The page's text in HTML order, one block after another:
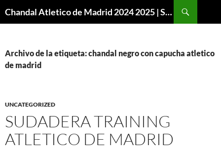
Chandal Atletico de Madrid 2024 2025 | SuperVigo
Archivo de la etiqueta: chandal negro con capucha atletico
de madrid
UNCATEGORIZED
SUDADERA TRAINING
ATLETICO DE MADRID